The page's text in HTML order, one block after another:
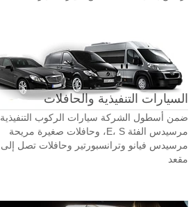
السيارات التنفيذية والحافلات
ضمن أسطول الشركة سيارات الركوب التنفيذية
مرسيدس الفئة E، S، وحافلات صغيرة مريحة
مقعد